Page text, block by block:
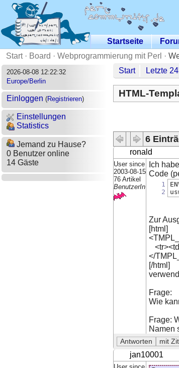
Startseite
Start· Board · Webprogrammierung mit Perl ·
2026-08-08 12:22:32
Europe/Berlin
Einloggen (Registrieren)
Einstellungen
Statistics
Jemand zu Hause?
0 Benutzer online
14 Gäste
Start Letzte
HTML-
6
ronald
User since
2003-08-15
76 Artikel
BenutzerIn
Ich
Code
1
2
Zur
[html]
</
[/html]
Frage:
Wie
Frage:
Namen
jan10001